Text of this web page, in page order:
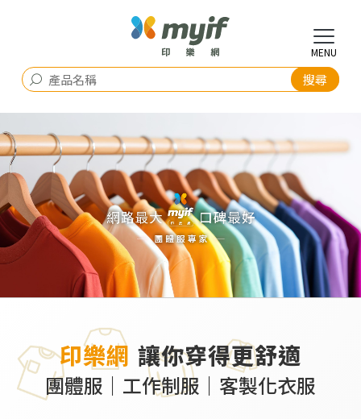
印樂網 讓你穿得更舒適
團體服｜工作制服｜客製化衣服